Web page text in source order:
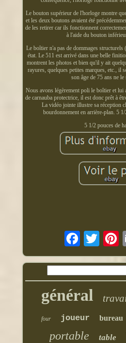
Le bouton supérieur de l'horloge montre
et les deux boutons avaient été
de les retirer car ils fonctionnent
à l'aide du bouton
Le boîtier n'a pas de dommages structurels
état. Le 511 est arrivé dans une belle
montrent les photos et bien qu'il y ait
rayures, quelques petites marques, etc., il
son âge de 75 ans ne le
Nous avons légèrement poli le boîtier et lui
de carnauba protectrice, il est donc prêt à
La vidéo jointe illustre sa réception
bourdonnement en arrière-plan. 5
5 1/2 pouces de
général
four joueur bureau
portable table